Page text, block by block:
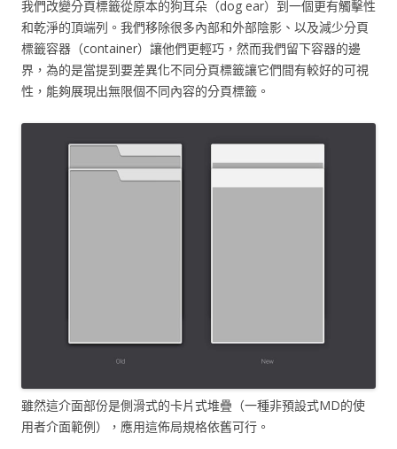
我們改變分頁標籤從原本的狗耳朵（dog ear）到一個更有觸擊性
和乾淨的頂端列。我們移除很多內部和外部陰影、以及減少分頁
標籤容器（container）讓他們更輕巧，然而我們留下容器的邊
界，為的是當提到要差異化不同分頁標籤讓它們間有較好的可視
性，能夠展現出無限個不同內容的分頁標籤。
雖然這介面部份是側滑式的卡片式堆疊（一種非預設式MD的使
用者介面範例），應用這佈局規格依舊可行。